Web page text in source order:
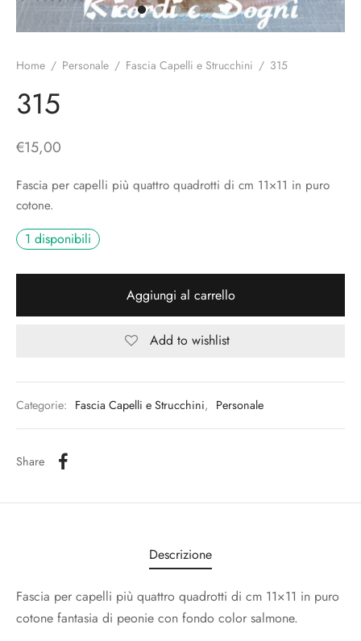
Home / Personale / Fascia Capelli e Strucchini / 315
315
€15,00
Fascia per capelli più quattro quadrotti di cm 11×11 in puro
cotone.
1 disponibili
Aggiungi al carrello
Add to wishlist
Categorie: Fascia Capelli e Strucchini, Personale
Share
Descrizione
Fascia per capelli più quattro quadrotti di cm 11×11 in puro
cotone fantasia di peonie con fondo color salmone.
Speciali
Copricandela
Bimbe